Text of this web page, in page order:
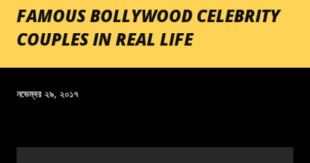
FAMOUS BOLLYWOOD CELEBRITY
COUPLES IN REAL LIFE
নভেম্বর ২৯, ২০১৭